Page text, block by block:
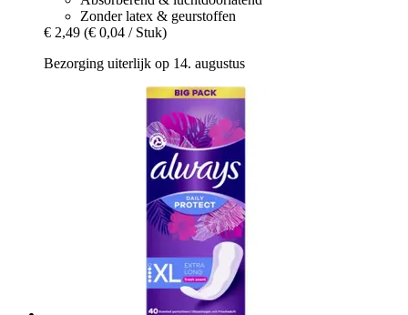
Zonder latex & geurstoffen
€ 2,49 (€ 0,04 / Stuk)
Bezorging uiterlijk op 14. augustus